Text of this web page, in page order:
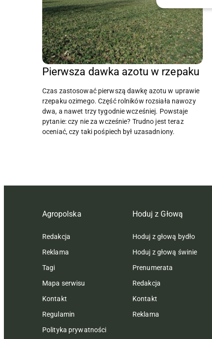
Pierwsza dawka azotu w rzepaku
Czas zastosować pierwszą dawkę azotu w uprawie
rzepaku ozimego. Część rolników rozsiała nawozy
dwa, a nawet trzy tygodnie wcześniej. Powstaje
pytanie: czy nie za wcześnie? Trudno jest teraz
oceniać, czy taki pośpiech był uzasadniony.
Agropolska
Redakcja
Reklama
Tagi
Mapa serwisu
Kontakt
Regulamin
Polityka prywatności
Hoduj z Głową
Hoduj z głową bydło
Hoduj z głową świnie
Prenumerata
Redakcja
Kontakt
Reklama